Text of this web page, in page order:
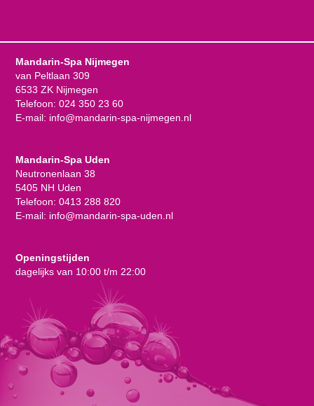
Mandarin-Spa Nijmegen
van Peltlaan 309
6533 ZK Nijmegen
Telefoon: 024 350 23 60
E-mail: info@mandarin-spa-nijmegen.nl
Mandarin-Spa Uden
Neutronenlaan 38
5405 NH Uden
Telefoon: 0413 288 820
E-mail: info@mandarin-spa-uden.nl
Openingstijden
dagelijks van 10:00 t/m 22:00